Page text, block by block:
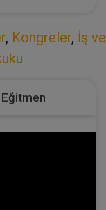
, Kongreler, İş ve
Eğitmen